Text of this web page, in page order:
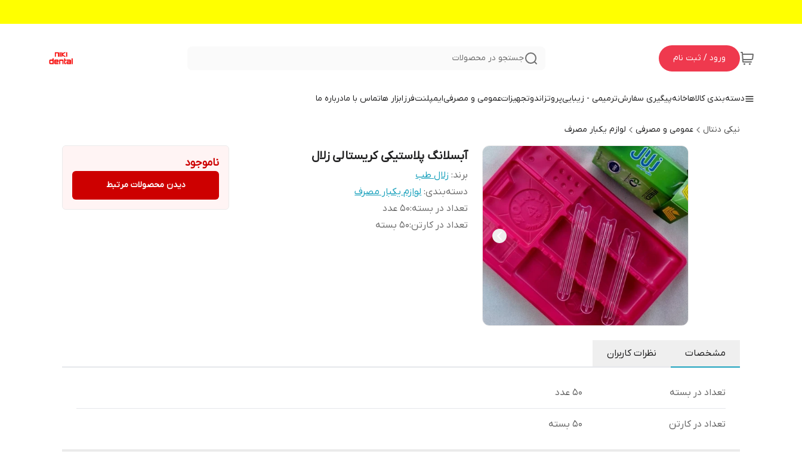
ورود / ثبت نام جستجو در محصولات
دسته‌بندی کالاهاخانهپیگیری سفارشترمیمی - زیباییپروتزاندوتجهیزاتعمومی و مصرفیایمپلنتفرزابزار هاتماس با مادرباره ما
نیکی دنتال عمومی و مصرفی لوازم یکبار مصرف
آبسلانگ پلاستیکی کریستالی زلال
برند: زلال طب
دسته‌بندی:لوازم یکبار مصرف
تعداد در بسته:۵۰ عدد
تعداد در کارتن:۵۰ بسته
ناموجود
دیدن محصولات مرتبط
مشخصات نظرات کاربران
تعداد در بسته ۵۰ عدد
تعداد در کارتن ۵۰ بسته